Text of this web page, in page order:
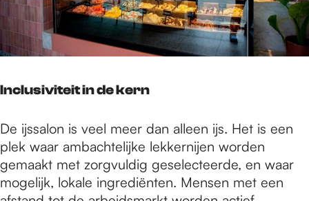
Inclusiviteit in de kern
De ijssalon is veel meer dan alleen ijs. Het is een
plek waar ambachtelijke lekkernijen worden
gemaakt met zorgvuldig geselecteerde, en waar
mogelijk, lokale ingrediënten. Mensen met een